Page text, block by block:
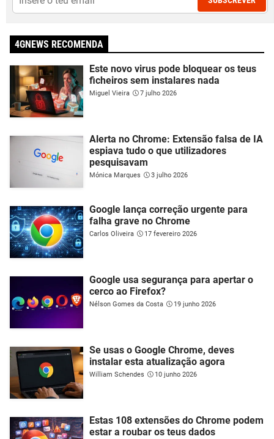
4GNEWS RECOMENDA
Este novo virus pode bloquear os teus
ficheiros sem instalares nada
Miguel Vieira 7 julho 2026
Alerta no Chrome: Extensão falsa de IA
espiava tudo o que utilizadores
pesquisavam
Mónica Marques 3 julho 2026
Google lança correção urgente para
falha grave no Chrome
Carlos Oliveira 17 fevereiro 2026
Google usa segurança para apertar o
cerco ao Firefox?
Nélson Gomes da Costa 19 junho 2026
Se usas o Google Chrome, deves
instalar esta atualização agora
William Schendes 10 junho 2026
Estas 108 extensões do Chrome podem
estar a roubar os teus dados